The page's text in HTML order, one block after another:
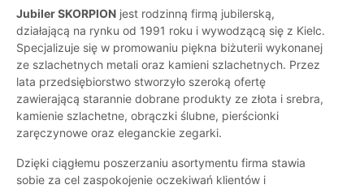
Jubiler SKORPION jest rodzinną firmą jubilerską,
działającą na rynku od 1991 roku i wywodzącą się z Kielc.
Specjalizuje się w promowaniu piękna biżuterii wykonanej
ze szlachetnych metali oraz kamieni szlachetnych. Przez
lata przedsiębiorstwo stworzyło szeroką ofertę
zawierającą starannie dobrane produkty ze złota i srebra,
kamienie szlachetne, obrączki ślubne, pierścionki
zaręczynowe oraz eleganckie zegarki.
Dzięki ciągłemu poszerzaniu asortymentu firma stawia
sobie za cel zaspokojenie oczekiwań klientów i